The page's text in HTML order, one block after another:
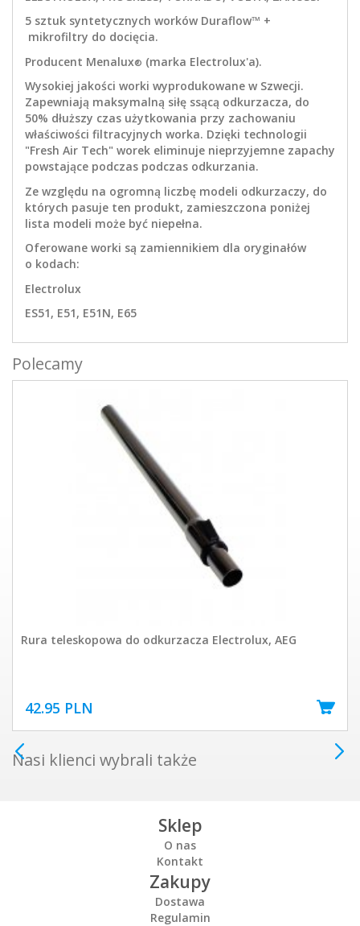
5 sztuk syntetycznych worków Duraflow™ +
mikrofiltry do docięcia.
Producent Menalux® (marka Electrolux'a).
Wysokiej jakości worki wyprodukowane w Szwecji.
Zapewniają maksymalną siłę ssącą odkurzacza, do
50% dłuższy czas użytkowania przy zachowaniu
właściwości filtracyjnych worka. Dzięki technologii
"Fresh Air Tech" worek eliminuje nieprzyjemne zapachy
powstające podczas podczas odkurzania.
Ze względu na ogromną liczbę modeli odkurzaczy, do
których pasuje ten produkt, zamieszczona poniżej
lista modeli może być niepełna.
Oferowane worki są zamiennikiem dla oryginałów
o kodach:
Electrolux
ES51, E51, E51N, E65
Polecamy
Rura teleskopowa do odkurzacza Electrolux, AEG
42.95 PLN
Nasi klienci wybrali także
Sklep
O nas
Kontakt
Zakupy
Dostawa
Regulamin